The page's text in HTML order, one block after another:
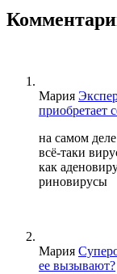
Мария
приобретает
на самом
всё-таки
как
риновирусы
Мария
ее вызывают?